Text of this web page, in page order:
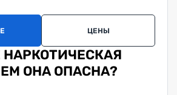
ЦЕНЫ
НАРКОТИЧЕСКАЯ
ОНА ОПАСНА?